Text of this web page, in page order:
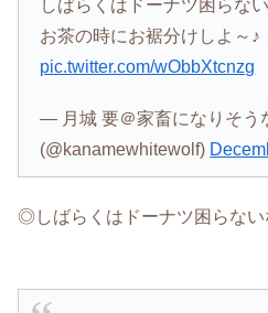
しばらくはドーナツ困らな
お茶の時にお裾分けしよ～♪
pic.twitter.com/wObbXtcnzg
— 月城 要＠家畜になりそう
(@kanamewhitewolf)
◎しばらくはドーナツ困らない